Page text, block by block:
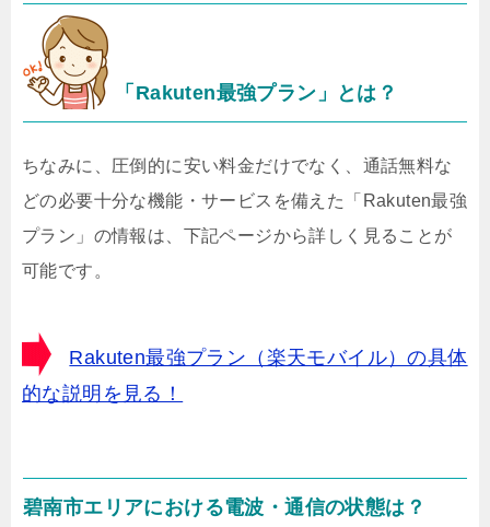
「Rakuten最強プラン」とは？
ちなみに、圧倒的に安い料金だけでなく、通話無料な
どの必要十分な機能・サービスを備えた「Rakuten最強
プラン」の情報は、下記ページから詳しく見ることが
可能です。
Rakuten最強プラン（楽天モバイル）の具体
的な説明を見る！
碧南市エリアにおける電波・通信の状態は？